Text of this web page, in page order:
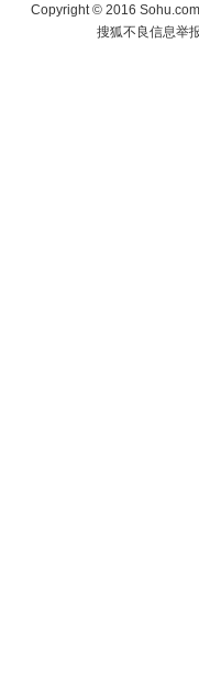
Copyright©2016
搜狐不良信息举